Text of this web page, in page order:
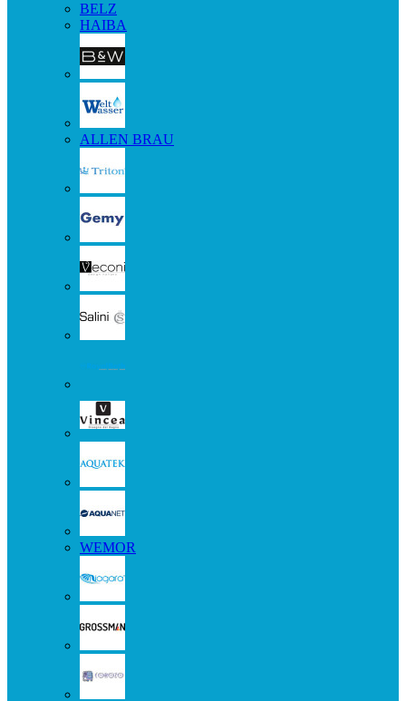
BELZ
HAIBA
ALLEN BRAU
WEMOR